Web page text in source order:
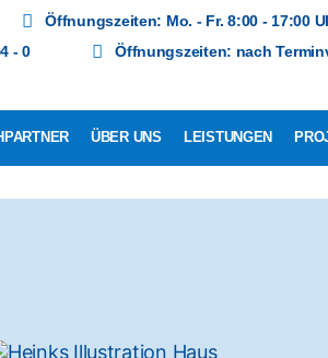
Öffnungszeiten: Mo. - Fr. 8:00 - 17:00
- 0 Öffnungszeiten: nach
ÜBER UNS LEISTUNGEN